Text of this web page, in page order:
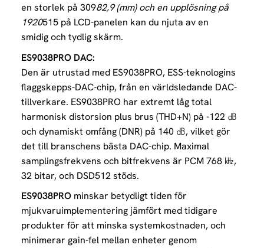
en storlek på 30982,9 (mm) och en upplösning på
1920515 på LCD-panelen kan du njuta av en
smidig och tydlig skärm.
ES9038PRO DAC:
Den är utrustad med ES9038PRO, ESS-teknologins
flaggskepps-DAC-chip, från en världsledande DAC-
tillverkare. ES9038PRO har extremt låg total
harmonisk distorsion plus brus (THD+N) på -122 ㏈
och dynamiskt omfång (DNR) på 140 ㏈, vilket gör
det till branschens bästa DAC-chip. Maximal
samplingsfrekvens och bitfrekvens är PCM 768 ㎑,
32 bitar, och DSD512 stöds.
ES9038PRO minskar betydligt tiden för
mjukvaruimplementering jämfört med tidigare
produkter för att minska systemkostnaden, och
minimerar gain-fel mellan enheter genom